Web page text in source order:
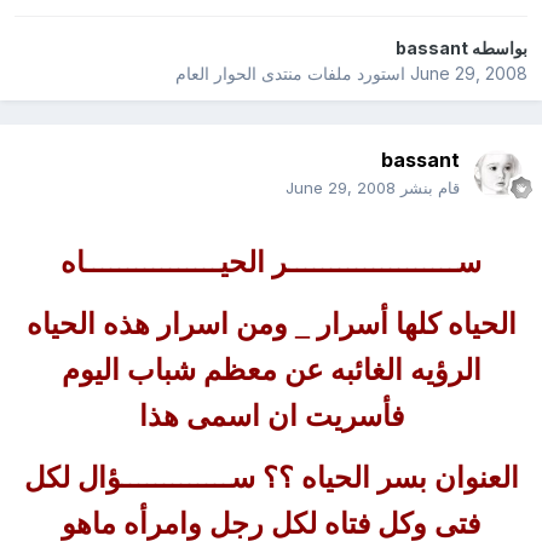
بواسطهbassant
June 29, 2008استورد ملفات منتدى الحوار العام
bassant
قام بنشر June 29, 2008
ســــــــــــــــــــر الحيــــــــــــــــاه
الحياه كلها أسرار _ ومن اسرار هذه الحياه
الرؤيه الغائبه عن معظم شباب اليوم
فأسريت ان اسمى هذا
العنوان بسر الحياه ؟؟ ســـــــــــــؤال لكل
فتى وكل فتاه لكل رجل وامرأه ماهو